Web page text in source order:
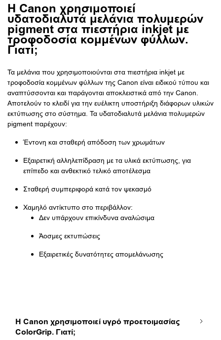
Η Canon χρησιμοποιεί
υδατοδιαλυτά μελάνια πολυμερών
pigment στα πιεστήρια inkjet με
τροφοδοσία κομμένων φύλλων.
Γιατί;
Τα μελάνια που χρησιμοποιούνται στα πιεστήρια inkjet με
τροφοδοσία κομμένων φύλλων της Canon είναι ειδικού τύπου και
αναπτύσσονται και παράγονται αποκλειστικά από την Canon.
Αποτελούν το κλειδί για την ευέλικτη υποστήριξη διάφορων υλικών
εκτύπωσης στο σύστημα. Τα υδατοδιαλυτά μελάνια πολυμερών
pigment παρέχουν:
Έντονη και σταθερή απόδοση των χρωμάτων
Εξαιρετική αλληλεπίδραση με τα υλικά εκτύπωσης, για
επίπεδο και ανθεκτικό τελικό αποτέλεσμα
Σταθερή συμπεριφορά κατά τον ψεκασμό
Χαμηλό αντίκτυπο στο περιβάλλον:
Δεν υπάρχουν επικίνδυνα αναλώσιμα
Άοσμες εκτυπώσεις
Εξαιρετικές δυνατότητες απομελάνωσης
Η Canon χρησιμοποιεί υγρό προετοιμασίας
ColorGrip. Γιατί;